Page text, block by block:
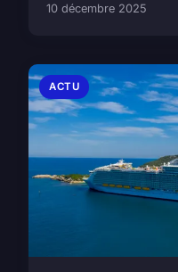
10 décembre 2025
ACTU